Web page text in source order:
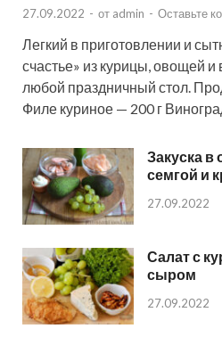
27.09.2022 - от admin - Оставьте
Легкий в приготовлении и
счастье» из курицы, овощей и
любой праздничный стол.
Филе куриное — 200 г
Закуска в
семгой и
27.09.2022
Салат с
сыром
27.09.2022